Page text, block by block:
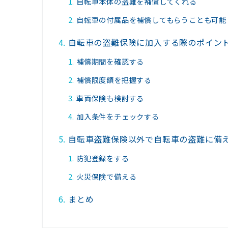
自転車の付属品を補償してもらうことも可能
自転車の盗難保険に加入する際のポイン
補償期間を確認する
補償限度額を把握する
車両保険も検討する
加入条件をチェックする
自転車盗難保険以外で自転車の盗難に備
防犯登録をする
火災保険で備える
まとめ